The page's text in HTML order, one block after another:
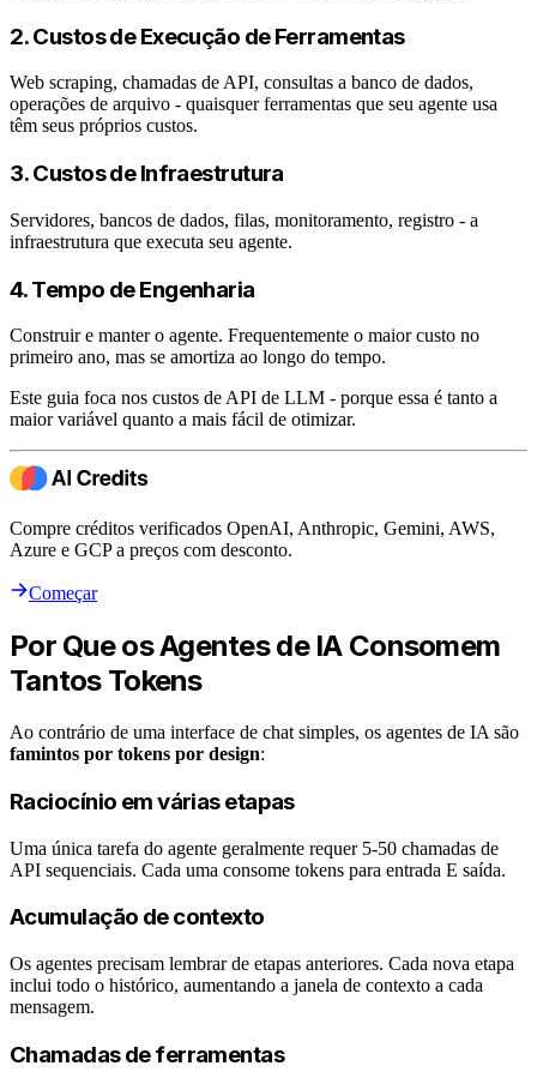
2. Custos de Execução de Ferramentas
Web scraping, chamadas de API, consultas a banco de dados,
operações de arquivo - quaisquer ferramentas que seu agente usa
têm seus próprios custos.
3. Custos de Infraestrutura
Servidores, bancos de dados, filas, monitoramento, registro - a
infraestrutura que executa seu agente.
4. Tempo de Engenharia
Construir e manter o agente. Frequentemente o maior custo no
primeiro ano, mas se amortiza ao longo do tempo.
Este guia foca nos custos de API de LLM - porque essa é tanto a
maior variável quanto a mais fácil de otimizar.
Compre créditos verificados OpenAI, Anthropic, Gemini, AWS,
Azure e GCP a preços com desconto.
Começar
Por Que os Agentes de IA Consomem
Tantos Tokens
Ao contrário de uma interface de chat simples, os agentes de IA são
famintos por tokens por design:
Raciocínio em várias etapas
Uma única tarefa do agente geralmente requer 5-50 chamadas de
API sequenciais. Cada uma consome tokens para entrada E saída.
Acumulação de contexto
Os agentes precisam lembrar de etapas anteriores. Cada nova etapa
inclui todo o histórico, aumentando a janela de contexto a cada
mensagem.
Chamadas de ferramentas